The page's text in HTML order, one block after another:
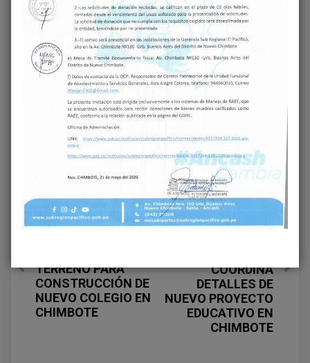
Share on Facebook
Previous
ÁNCASH AVANZA:
TERRENO PARA
CONSTRUCCIÓN DE
NUEVO COLEGIO EN
CHIMBOTE
Next
PLANIFICACIÓN Y
DIÁLOGO: GERENCIA
COORDINA
DETALLES DE
NUEVO PROYECTO
EDUCATIVO EN
CHIMBOTE